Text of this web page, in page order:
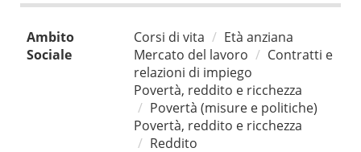
Ambito
Sociale
Corsi di vita
Età anziana
Mercato del lavoro
Contratti e
relazioni di impiego
Povertà, reddito e ricchezza
Povertà (misure e politiche)
Povertà, reddito e ricchezza
Reddito